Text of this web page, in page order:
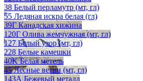
38 Белый перламутр (мт, гл)
55 Ледяная искра белая (гл)
39Г Канадская хижина
120Г Олива жемчужная (мт, гл)
127 Белый узор (мт, гл)
228 Белые камешки
40K Белая метель
45 Лесные ветви (мт, гл)
143А Бежевый металл